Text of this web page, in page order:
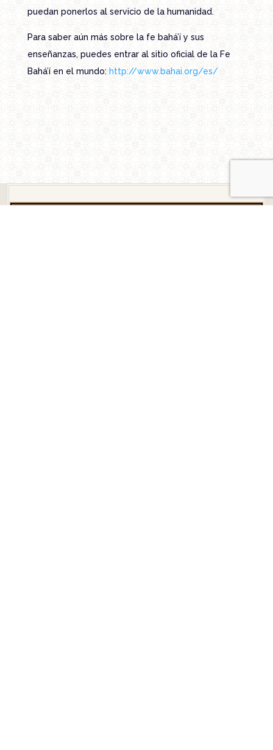
puedan ponerlos al servicio de la humanidad.
Para saber aún más sobre la fe bahá’í y sus
enseñanzas, puedes entrar al sitio oficial de la Fe
Bahá’í en el mundo: http://www.bahai.org/es/